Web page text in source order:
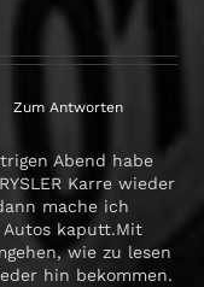
Zum Antworten
Abend habe
Karre wieder
mache ich
Autos kaputt.Mit
wie zu lesen
hin bekommen.